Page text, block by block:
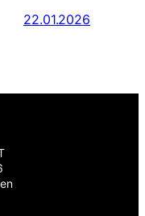
22.01.2026